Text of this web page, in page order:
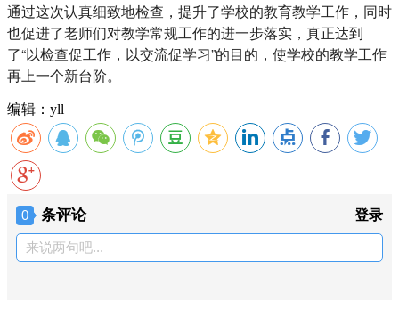
通过这次认真细致地检查，提升了学校的教育教学工作，同时
也促进了老师们对教学常规工作的进一步落实，真正达到
了“以检查促工作，以交流促学习”的目的，使学校的教学工作
再上一个新台阶。
编辑：yll
0 条评论 登录
来说两句吧...